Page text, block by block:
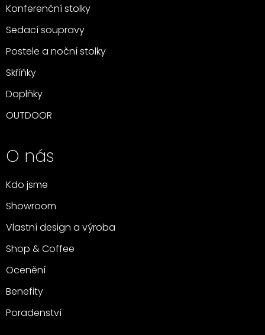
Konferenční stolky
Sedací soupravy
Postele a noční stolky
Skříňky
Doplňky
OUTDOOR
O nás
Kdo jsme
Showroom
Vlastní design a výroba
Shop & Coffee
Ocenění
Benefity
Poradenství